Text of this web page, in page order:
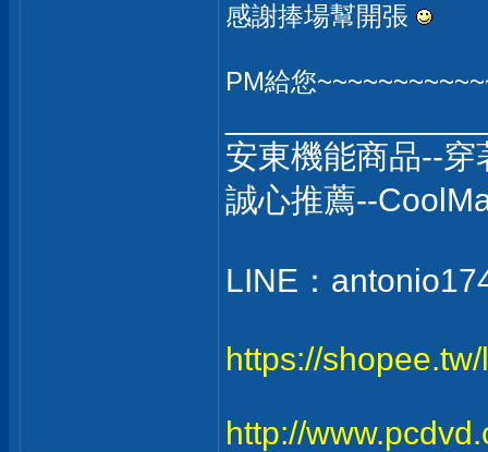
感謝捧場幫開張
PM給您
安東機能商品--
誠心推薦--
LINE：
https://
http://